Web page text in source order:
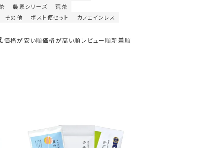
農家シリーズ
荒茶
その他 ポスト便セット
カフェインレス
価格が安い順価格が高い順レビュー順新着順